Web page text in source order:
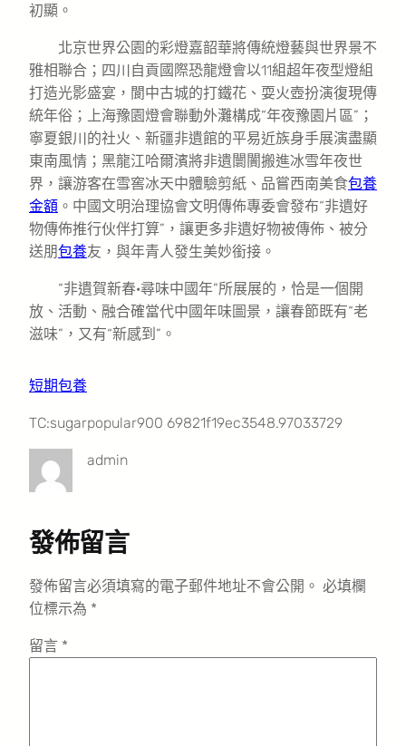
初顯。
北京世界公園的彩燈嘉韶華將傳統燈藝與世界景不
雅相聯合；四川自貢國際恐龍燈會以11組超年夜型燈組
打造光影盛宴，閬中古城的打鐵花、耍火壺扮演復現傳
統年俗；上海豫園燈會聯動外灘構成“年夜豫園片區”；
寧夏銀川的社火、新疆非遺館的平易近族身手展演盡顯
東南風情；黑龍江哈爾濱將非遺闤闠搬進冰雪年夜世
界，讓游客在雪窖冰天中體驗剪紙、品嘗西南美食包養
金額 。中國文明治理協會文明傳佈專委會發布“非遺好
物傳佈推行伙伴打算”，讓更多非遺好物被傳佈、被分
送朋包養友，與年青人發生美妙銜接。
“非遺賀新春·尋味中國年”所展展的，恰是一個開
放、活動、融合確當代中國年味圖景，讓春節既有“老
滋味”，又有“新感到”。
短期包養
TC:sugarpopular900 69821f19ec3548.97033729
admin
發佈留言
發佈留言必須填寫的電子郵件地址不會公開。 必填欄
位標示為 *
留言 *